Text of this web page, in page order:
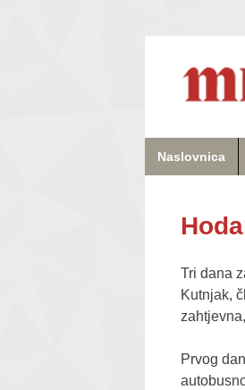
Naslovnica
Tri dana
Kutnjak,
Prvog